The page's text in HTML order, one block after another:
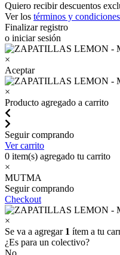
Quiero recibir descuentos
Ver los términos y condiciones
Finalizar registro
o iniciar sesión
×
Aceptar
×
Producto agregado a carrito
Seguir comprando
Ver carrito
0 item(s) agregado tu carrito
×
MUTMA
Seguir comprando
Checkout
×
Se va a agregar 1 ítem a tu
¿Es para un colectivo?
No